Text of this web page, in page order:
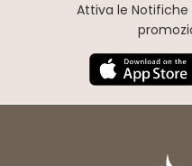
Attiva le Notifiche